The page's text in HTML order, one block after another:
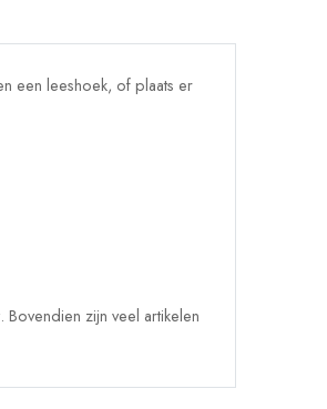
een leeshoek, of plaats er
zijn veel artikelen